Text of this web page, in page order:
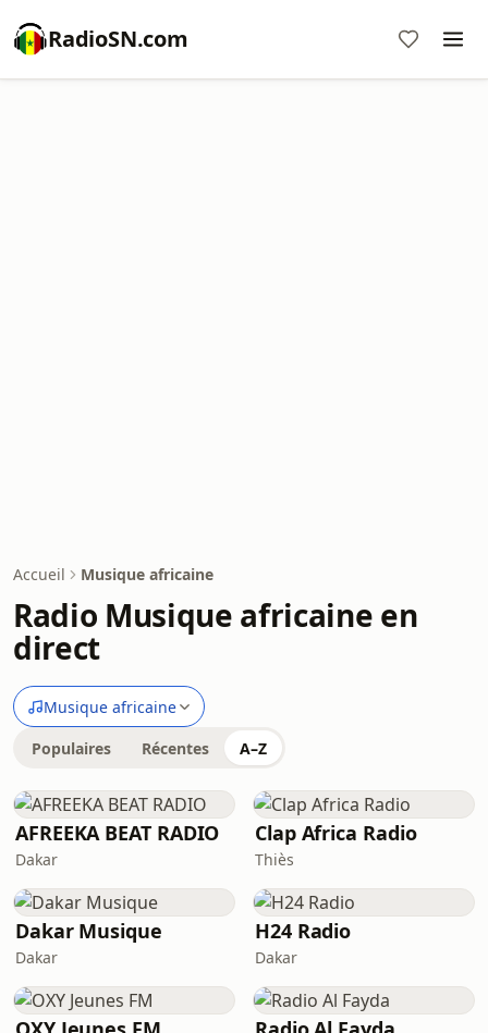
RadioSN.com
Accueil Musique africaine
Radio Musique africaine en
direct
Musique africaine
Populaires Récentes A–Z
AFREEKA BEAT RADIO
Dakar
Clap Africa Radio
Thiès
Dakar Musique
Dakar
H24 Radio
Dakar